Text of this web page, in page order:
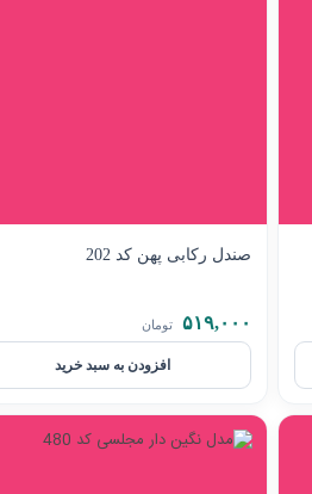
صندل رکابی پهن کد 202
۵۱۹,۰۰۰ تومان
افزودن به سبد خرید